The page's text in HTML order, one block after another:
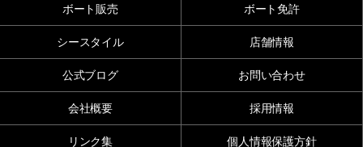
ボート販売 ボート免許
シースタイル 店舗情報
公式ブログ お問い合わせ
会社概要 採用情報
リンク集 個人情報保護方針